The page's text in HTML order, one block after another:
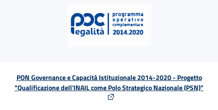
PON Governance e Capacità Istituzionale 2014-2020 - Progetto
"Qualificazione dell'INAIL come Polo Strategico Nazionale (PSN)"